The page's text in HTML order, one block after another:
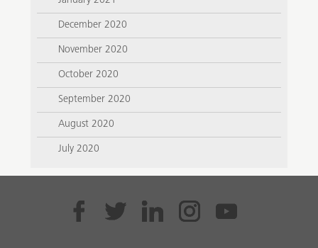
December 2020
November 2020
October 2020
September 2020
August 2020
July 2020